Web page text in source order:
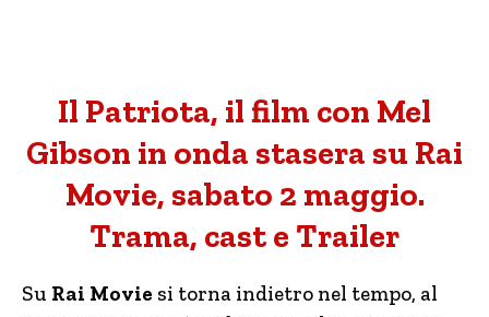
Il Patriota, il film con Mel
Gibson in onda stasera su Rai
Movie, sabato 2 maggio.
Trama, cast e Trailer
Su Rai Movie si torna indietro nel tempo, al